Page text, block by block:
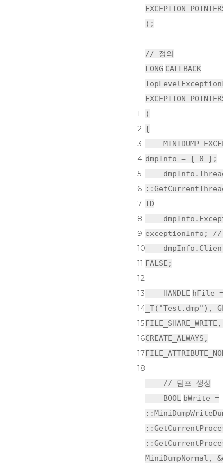
1
2
3
4
5
6
7
8
9
10
11
12
13
14
15
16
17
18
);
// 정의
LONG CALLBACK
)
{
dmpInfo = { 0 };
ID
exceptionInfo; //
FALSE;
HANDLE hFile
_T( "Test.dmp" ),
CREATE_ALWAYS,
// 덤프 생성
BOOL bWrite =
MiniDumpNormal,